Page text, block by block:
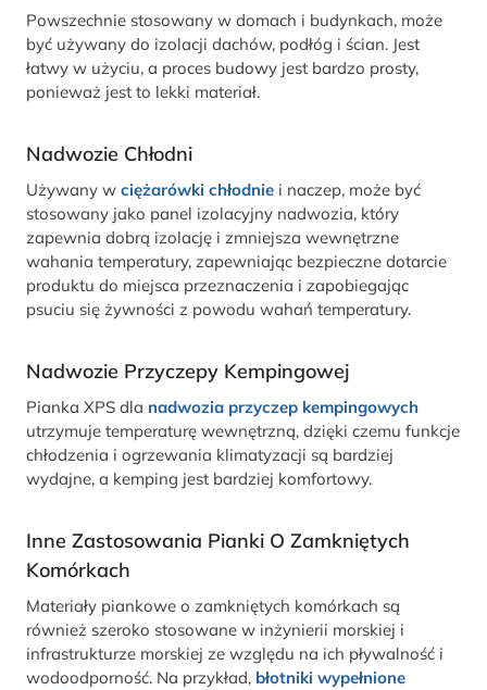
Powszechnie stosowany w domach i budynkach, może
być używany do izolacji dachów, podłóg i ścian. Jest
łatwy w użyciu, a proces budowy jest bardzo prosty,
ponieważ jest to lekki materiał.
Nadwozie Chłodni
Używany w ciężarówki chłodnie i naczep, może być
stosowany jako panel izolacyjny nadwozia, który
zapewnia dobrą izolację i zmniejsza wewnętrzne
wahania temperatury, zapewniając bezpieczne dotarcie
produktu do miejsca przeznaczenia i zapobiegając
psuciu się żywności z powodu wahań temperatury.
Nadwozie Przyczepy Kempingowej
Pianka XPS dla nadwozia przyczep kempingowych
utrzymuje temperaturę wewnętrzną, dzięki czemu funkcje
chłodzenia i ogrzewania klimatyzacji są bardziej
wydajne, a kemping jest bardziej komfortowy.
Inne Zastosowania Pianki O Zamkniętych
Komórkach
Materiały piankowe o zamkniętych komórkach są
również szeroko stosowane w inżynierii morskiej i
infrastrukturze morskiej ze względu na ich pływalność i
wodoodporność. Na przykład, błotniki wypełnione